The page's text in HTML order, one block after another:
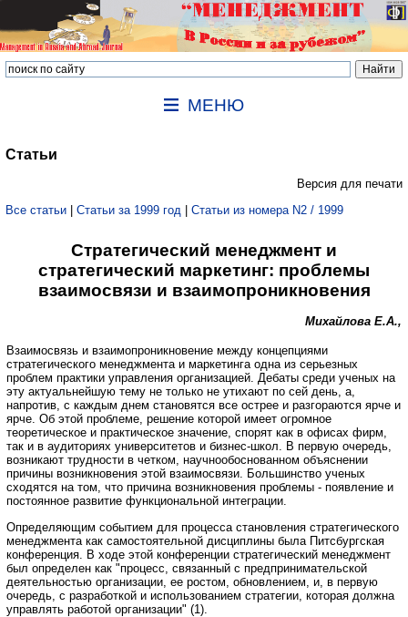
МЕНЮ
Статьи
Версия для печати
Все статьи | Статьи за 1999 год | Статьи из номера N2 / 1999
Стратегический менеджмент и
стратегический маркетинг: проблемы
взаимосвязи и взаимопроникновения
Михайлова Е.А.,
Взаимосвязь и взаимопроникновение между концепциями
стратегического менеджмента и маркетинга одна из серьезных
проблем практики управления организацией. Дебаты среди ученых на
эту актуальнейшую тему не только не утихают по сей день, а,
напротив, с каждым днем становятся все острее и разгораются ярче и
ярче. Об этой проблеме, решение которой имеет огромное
теоретическое и практическое значение, спорят как в офисах фирм,
так и в аудиториях университетов и бизнес-школ. В первую очередь,
возникают трудности в четком, научнообоснованном объяснении
причины возникновения этой взаимосвязи. Большинство ученых
сходятся на том, что причина возникновения проблемы - появление и
постоянное развитие функциональной интеграции.
Определяющим событием для процесса становления стратегического
менеджмента как самостоятельной дисциплины была Питсбургская
конференция. В ходе этой конференции стратегический менеджмент
был определен как "процесс, связанный с предпринимательской
деятельностью организации, ее ростом, обновлением, и, в первую
очередь, с разработкой и использованием стратегии, которая должна
управлять работой организации" (1).